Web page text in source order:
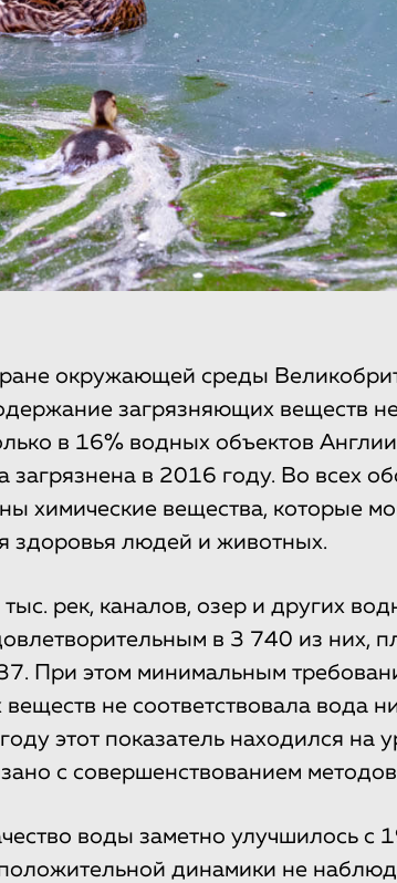
окружающей среды
загрязняющих веществ
в 16% водных объектов
в 2016 году. Во всех
химические вещества, которые
здоровья людей и животных.
рек, каналов, озер и других
в 3 740 из них,
При этом минимальным
не соответствовала вода
этот показатель находился на
с совершенствованием
воды заметно улучшилось с
динамики не